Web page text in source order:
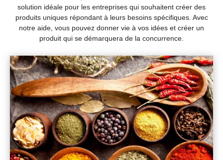
solution idéale pour les entreprises qui souhaitent créer des
produits uniques répondant à leurs besoins spécifiques. Avec
notre aide, vous pouvez donner vie à vos idées et créer un
produit qui se démarquera de la concurrence.